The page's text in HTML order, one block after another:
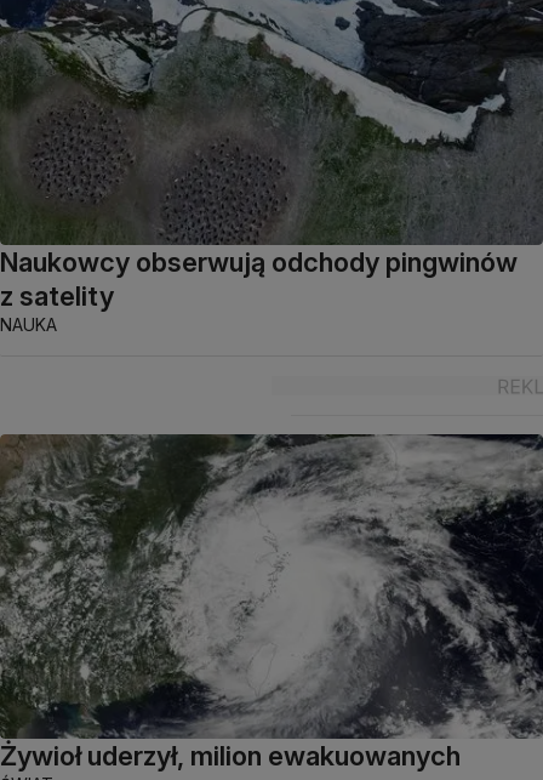
Naukowcy obserwują odchody pingwinów
z satelity
NAUKA
Żywioł uderzył, milion ewakuowanych